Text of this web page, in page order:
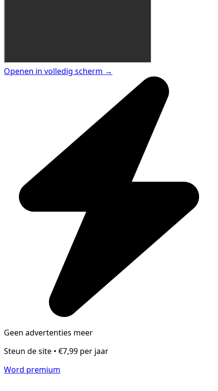
Openen in volledig scherm →
Geen advertenties meer
Steun de site • €7,99 per jaar
Word premium